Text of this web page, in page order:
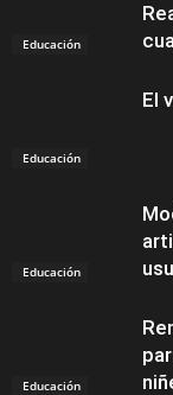
Educación
Educación
El
Educación
Educación